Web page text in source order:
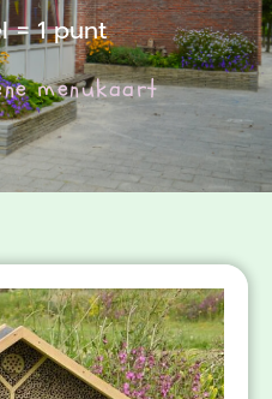
= 1 punt
menukaart